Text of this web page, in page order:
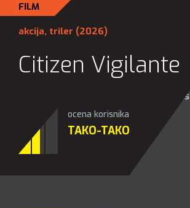
FILM
akcija, triler (2026)
Citizen Vigilante
prijaviš
ocena korisnika
TAKO-TAKO